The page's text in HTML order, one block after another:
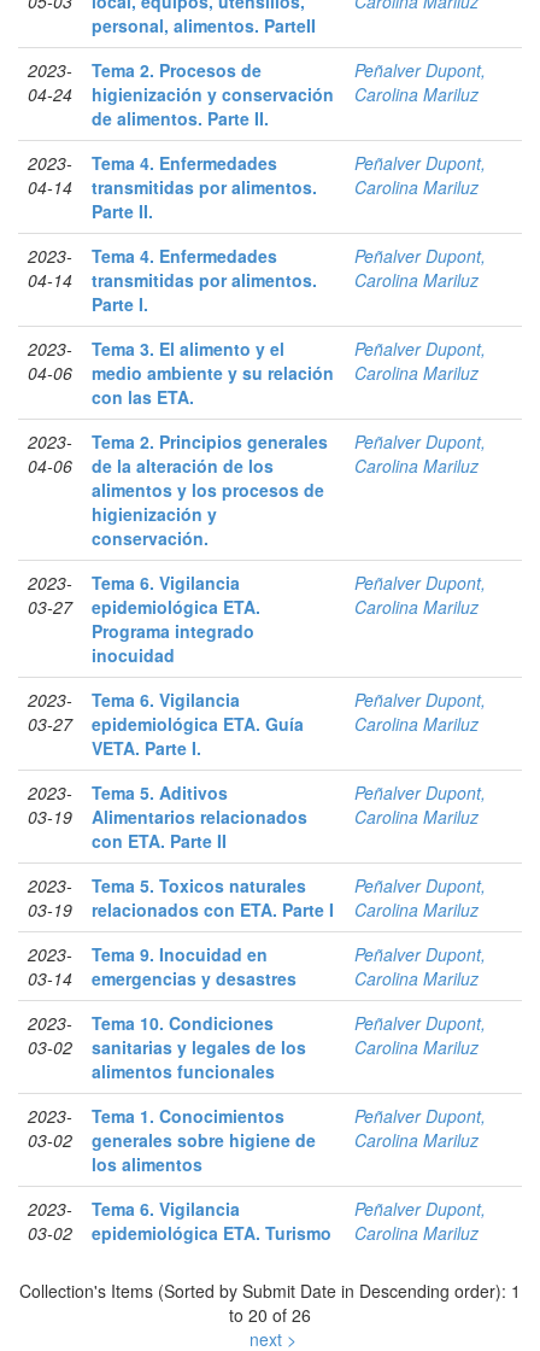
personal, alimentos. ParteII
2023-
04-24
Tema 2. Procesos de
higienización y conservación
de alimentos. Parte II.
Peñalver Dupont,
Carolina Mariluz
2023-
04-14
Tema 4. Enfermedades
transmitidas por alimentos.
Parte II.
Peñalver Dupont,
Carolina Mariluz
2023-
04-14
Tema 4. Enfermedades
transmitidas por alimentos.
Parte I.
Peñalver Dupont,
Carolina Mariluz
2023-
04-06
Tema 3. El alimento y el
medio ambiente y su relación
con las ETA.
Peñalver Dupont,
Carolina Mariluz
2023-
04-06
Tema 2. Principios generales
de la alteración de los
alimentos y los procesos de
higienización y
conservación.
Peñalver Dupont,
Carolina Mariluz
2023-
03-27
Tema 6. Vigilancia
epidemiológica ETA.
Programa integrado
inocuidad
Peñalver Dupont,
Carolina Mariluz
2023-
03-27
Tema 6. Vigilancia
epidemiológica ETA. Guía
VETA. Parte I.
Peñalver Dupont,
Carolina Mariluz
2023-
03-19
Tema 5. Aditivos
Alimentarios relacionados
con ETA. Parte II
Peñalver Dupont,
Carolina Mariluz
2023-
03-19
Tema 5. Toxicos naturales
relacionados con ETA. Parte I
Peñalver Dupont,
Carolina Mariluz
2023-
03-14
Tema 9. Inocuidad en
emergencias y desastres
Peñalver Dupont,
Carolina Mariluz
2023-
03-02
Tema 10. Condiciones
sanitarias y legales de los
alimentos funcionales
Peñalver Dupont,
Carolina Mariluz
2023-
03-02
Tema 1. Conocimientos
generales sobre higiene de
los alimentos
Peñalver Dupont,
Carolina Mariluz
2023-
03-02
Tema 6. Vigilancia
epidemiológica ETA. Turismo
Peñalver Dupont,
Carolina Mariluz
Collection's Items (Sorted by Submit Date in Descending order): 1
to 20 of 26
next >